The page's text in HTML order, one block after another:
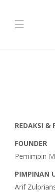
REDAKSI &
FOUNDER
Pemimpin
PIMPINAN
Arif